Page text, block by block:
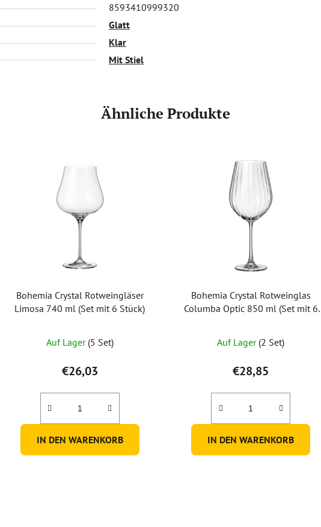
8593410999320
Glatt
Klar
Mit Stiel
Ähnliche Produkte
Bohemia Crystal Rotweingläser
Limosa 740 ml (Set mit 6 Stück)
Auf Lager (5 Set)
€26,03
IN DEN WARENKORB
Bohemia Crystal Rotweinglas
Columba Optic 850 ml (Set mit 6
Auf Lager (2 Set)
€28,85
IN DEN WARENKORB